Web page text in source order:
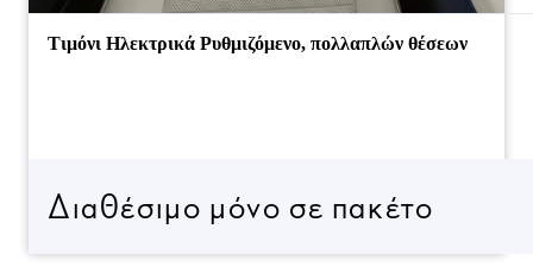
Τιμόνι Ηλεκτρικά Ρυθμιζόμενο, πολλαπλών θέσεων
Διαθέσιμο μόνο σε πακέτο